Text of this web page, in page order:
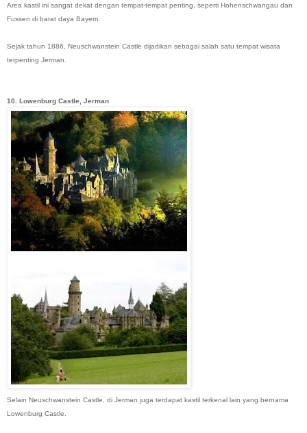
Area kastil ini sangat dekat dengan tempat-tempat penting, seperti Hohenschwangau dan
Fussen di barat daya Bayern.
Sejak tahun 1886, Neuschwanstein Castle dijadikan sebagai salah satu tempat wisata
terpenting Jerman.
10. Lowenburg Castle, Jerman
Selain Neuschwanstein Castle, di Jerman juga terdapat kastil terkenal lain yang bernama
Lowenburg Castle.